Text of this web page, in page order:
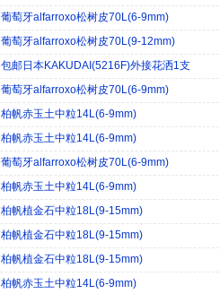
葡萄牙alfarroxo松树皮70L(6-9mm)
葡萄牙alfarroxo松树皮70L(9-12mm)
包邮日本KAKUDAI(5216F)外接花洒1支
葡萄牙alfarroxo松树皮70L(6-9mm)
柏帆赤玉土中粒14L(6-9mm)
柏帆赤玉土中粒14L(6-9mm)
葡萄牙alfarroxo松树皮70L(6-9mm)
柏帆赤玉土中粒14L(6-9mm)
柏帆植金石中粒18L(9-15mm)
柏帆植金石中粒18L(9-15mm)
柏帆植金石中粒18L(9-15mm)
柏帆赤玉土中粒14L(6-9mm)